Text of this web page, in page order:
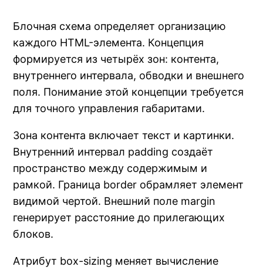
Блочная схема определяет организацию
каждого HTML-элемента. Концепция
формируется из четырёх зон: контента,
внутреннего интервала, обводки и внешнего
поля. Понимание этой концепции требуется
для точного управления габаритами.
Зона контента включает текст и картинки.
Внутренний интервал padding создаёт
пространство между содержимым и
рамкой. Граница border обрамляет элемент
видимой чертой. Внешний поле margin
генерирует расстояние до прилегающих
блоков.
Атрибут box-sizing меняет вычисление